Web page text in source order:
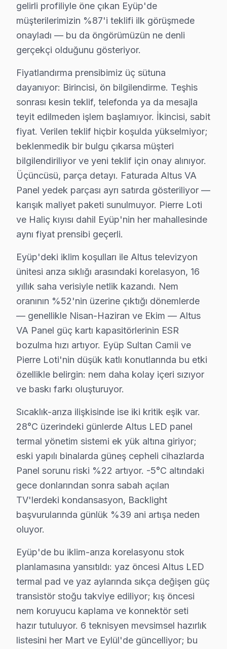
Altus Tamir vs Yenileme: Kuşağa Göre Karar
Eyüp bölgesinde Altus televizyon'lerle ilgili en sık
1.Panel Arızası: Gençler tarafından kullanılan Altus
3. Güç Kartı Arızası
: Orta yaş grubunun tercihi olan
Backlight Sorunları
: Full HD LCD modellerinde,
5.Anakart Arızaları: Her yaş grubunun
Eyüp'deki Altus kullanıcıları için bu sorunların
Eyüp Mahallelerinde Altus Servis: Kuşak
Ağaçlı'da Altus TV Servisi
Ağaçlı Mahallesi, eskimiş binaları ve elektrik
Akpınar'da Altus TV Servisi
Akşemsettin'de Altus TV Servisi
Akşemsettin Mahallesi'nde, oldukça eski binalar
Alibeyköy'de Altus TV Servisi
Alibeyköy Mahallesi, farklı yapı yaşlarına sahip
Çiftalan'da Altus TV Servisi
Çiftalan Mahallesi, geniş bir yapılaşma ve dinamik bir
Çırçır'da Altus TV Servisi
Çırçır Mahallesi'nde, eski ve yeni yapıların birleşimi
Defterdar'da Altus TV Servisi
Defterdar Mahallesi, elektrik altyapısının zayıf
Düğmeciler'de Altus TV Servisi
Düğmeciler Mahallesi, özellikle yaşça daha eski
Esentepe'de Altus TV Servisi
Esentepe Mahallesi, karışık bir yapı yapısına sahip
Güzeltepe'de Altus TV Servisi
Güzeltepe Mahallesi, hem yeni yapıların hem de
İhsaniye'de Altus TV Servisi
İhsaniye Mahallesi, yerleşim yapısı bakımından
Işıklar'da Altus TV Servisi
gelirli profiliyle öne çıkan Eyüp'de
müşterilerimizin %87'i teklifi ilk görüşmede
onayladı — bu da öngörümüzün ne denli
gerçekçi olduğunu gösteriyor.
Fiyatlandırma prensibimiz üç sütuna
dayanıyor: Birincisi, ön bilgilendirme. Teşhis
sonrası kesin teklif, telefonda ya da mesajla
teyit edilmeden işlem başlamıyor. İkincisi, sabit
fiyat. Verilen teklif hiçbir koşulda yükselmiyor;
beklenmedik bir bulgu çıkarsa müşteri
bilgilendiriliyor ve yeni teklif için onay alınıyor.
Üçüncüsü, parça detayı. Faturada Altus VA
Panel yedek parçası ayrı satırda gösteriliyor —
karışık maliyet paketi sunulmuyor. Pierre Loti
ve Haliç kıyısı dahil Eyüp'nin her mahallesinde
aynı fiyat prensibi geçerli.
Eyüp'deki iklim koşulları ile Altus televizyon
ünitesi arıza sıklığı arasındaki korelasyon, 16
yıllık saha verisiyle netlik kazandı. Nem
oranının %52'nin üzerine çıktığı dönemlerde
— genellikle Nisan-Haziran ve Ekim — Altus
VA Panel güç kartı kapasitörlerinin ESR
bozulma hızı artıyor. Eyüp Sultan Camii ve
Pierre Loti'nin düşük katlı konutlarında bu etki
özellikle belirgin: nem daha kolay içeri sızıyor
ve baskı farkı oluşturuyor.
Sıcaklık-arıza ilişkisinde ise iki kritik eşik var.
28°C üzerindeki günlerde Altus LED panel
termal yönetim sistemi ek yük altına giriyor;
eski yapılı binalarda güneş cepheli cihazlarda
Panel sorunu riski %22 artıyor. -5°C altındaki
gece donlarından sonra sabah açılan
TV'lerdeki kondansasyon, Backlight
başvurularında günlük %39 ani artışa neden
oluyor.
Eyüp'de bu iklim-arıza korelasyonu stok
planlamasına yansıtıldı: yaz öncesi Altus LED
termal pad ve yaz aylarında sıkça değişen güç
transistör stoğu takviye ediliyor; kış öncesi
nem koruyucu kaplama ve konnektör seti
hazır tutuluyor. 6 teknisyen mevsimsel hazırlık
listesini her Mart ve Eylül'de güncelliyor; bu